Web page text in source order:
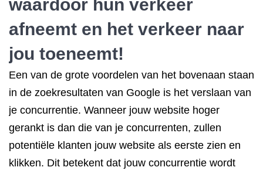
waardoor hun verkeer
afneemt en het verkeer naar
jou toeneemt!
Een van de grote voordelen van het bovenaan staan
in de zoekresultaten van Google is het verslaan van
je concurrentie. Wanneer jouw website hoger
gerankt is dan die van je concurrenten, zullen
potentiële klanten jouw website als eerste zien en
klikken. Dit betekent dat jouw concurrentie wordt